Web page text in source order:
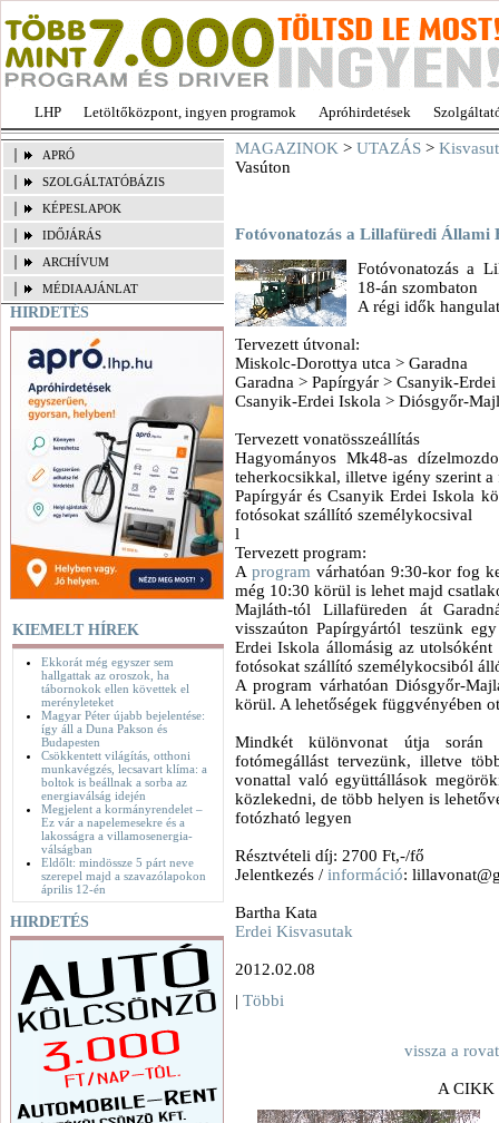
LHP Letöltőközpont, ingyen programok Apróhirdetések
APRÓ
SZOLGÁLTATÓBÁZIS
KÉPESLAPOK
IDŐJÁRÁS
ARCHÍVUM
MÉDIAAJÁNLAT
HIRDETÉS
KIEMELT HÍREK
Ekkorát még egyszer sem
hallgattak az oroszok, ha
tábornokok ellen követtek el
merényleteket
Magyar Péter újabb bejelentése:
így áll a Duna Pakson és
Budapesten
Csökkentett világítás, otthoni
munkavégzés, lecsavart klíma: a
boltok is beállnak a sorba az
energiaválság idején
Megjelent a kormányrendelet –
Ez vár a napelemesekre és a
lakosságra a villamosenergia-
válságban
Eldőlt: mindössze 5 párt neve
szerepel majd a szavazólapokon
április 12-én
HIRDETÉS
MAGAZINOK > UTAZÁS >
Vasúton
Fotóvonatozás a Lillafüredi Állami
Fotóvonatozás a
18-án szombaton
A régi idők
Tervezett útvonal:
Miskolc-Dorottya utca > Garadna
Garadna > Papírgyár > Csanyik-
Csanyik-Erdei Iskola > Diósgyőr-
Tervezett vonatösszeállítás
Hagyományos Mk48-as
teherkocsikkal, illetve igény szerint
Papírgyár és Csanyik Erdei Iskola
fotósokat szállító személykocsival
l
Tervezett program:
A program várhatóan 9:30-kor fog
még 10:30 körül is lehet majd
Majláth-tól Lillafüreden át
visszaúton Papírgyártól teszünk
Erdei Iskola állomásig az
fotósokat szállító személykocsiból
A program várhatóan Diósgyőr-
körül. A lehetőségek függvényében
Mindkét különvonat útja során
fotómegállást tervezünk, illetve
vonattal való együttállások
közlekedni, de több helyen is
fotózható legyen
Résztvételi díj: 2700 Ft,-/fő
Jelentkezés / információ:
Bartha Kata
Erdei Kisvasutak
2012.02.08
| Többi
vissza a
A CIKK